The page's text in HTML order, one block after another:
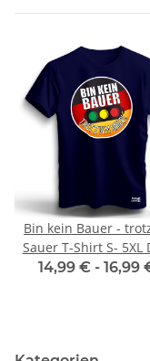
Bin kein Bauer -
Sauer T-Shirt S- 5XL
Meinung Ampel
14,99 € - 16,99